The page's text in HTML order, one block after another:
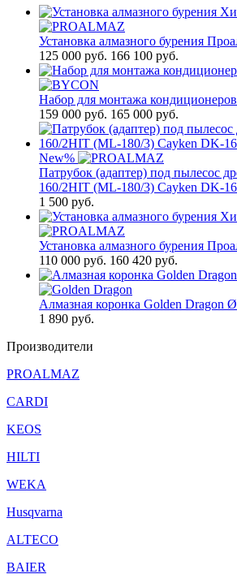
Установка алмазного бурения
125 000 руб. 166 100 руб.
Набор для монтажа
159 000 руб. 165 000 руб.
New%
Патрубок (адаптер) под пылесос
160/2HIT (ML-180/3) Cayken DK-
1 500 руб.
Установка алмазного бурения
110 000 руб. 160 420 руб.
Алмазная коронка Golden Dragon
1 890 руб.
Производители
PROALMAZ
CARDI
KEOS
HILTI
WEKA
Husqvarna
ALTECO
BAIER